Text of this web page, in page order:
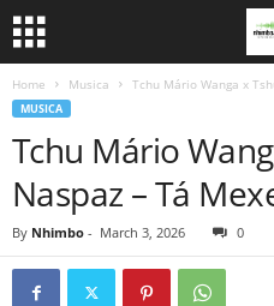
Home Musica Tchu Mário Wanga x
MUSICA
Tchu Mário
Naspaz – Tá
By Nhimbo - March 3, 2026 0